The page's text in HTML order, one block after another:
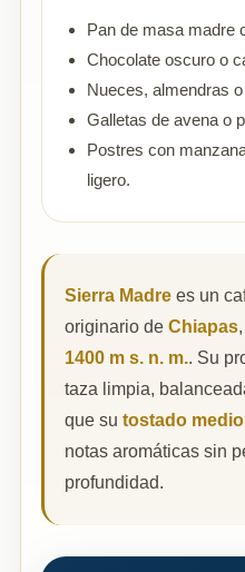
Pan de masa madre
Chocolate oscuro o
Nueces, almendras
Galletas de avena o
Postres con
ligero.
Sierra Madre es un
originario de Chiapas
1400 m s. n. m.. Su
taza limpia,
que su tostado medio
notas aromáticas sin
profundidad.